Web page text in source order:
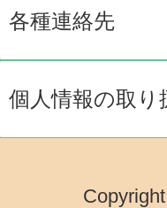
各種連絡先
個人情報の取り